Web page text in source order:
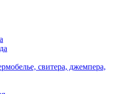
свитера, джемпера,